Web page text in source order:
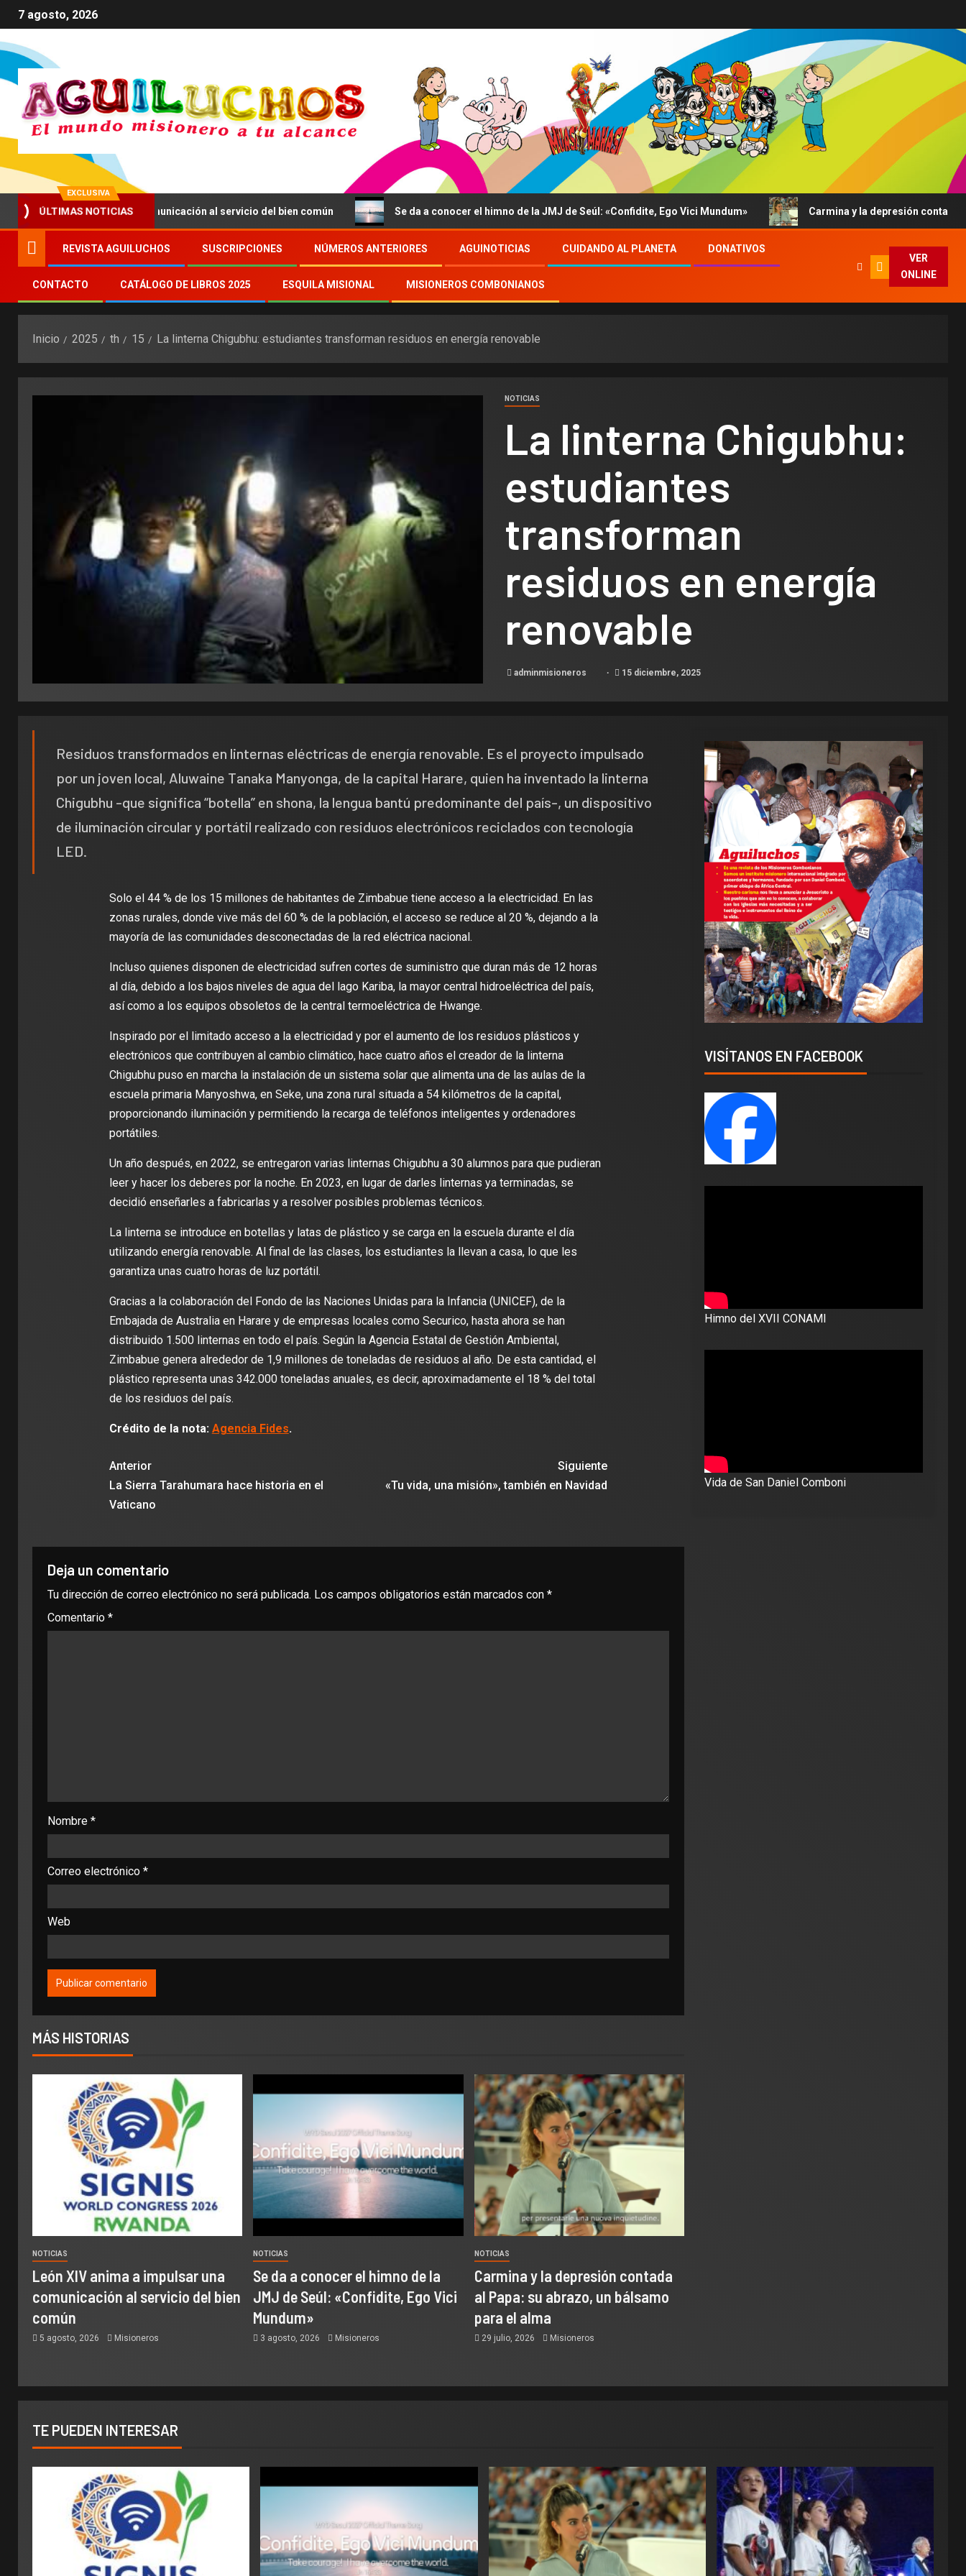
7 agosto, 2026
EXCLUSIVA
ÚLTIMAS NOTICIAS
a impulsar una comunicación al servicio del bien común Se da a conocer el himno de la JMJ de Seúl: «Confidite, Ego Vici Mundum» Carmina y la depresión contada al Papa:
REVISTA AGUILUCHOS SUSCRIPCIONES NÚMEROS ANTERIORES AGUINOTICIAS CUIDANDO AL PLANETA DONATIVOS
CONTACTO CATÁLOGO DE LIBROS 2025 ESQUILA MISIONAL MISIONEROS COMBONIANOS
VER
ONLINE
Inicio 2025 th 15 La linterna Chigubhu: estudiantes transforman residuos en energía renovable
NOTICIAS
La linterna Chigubhu:
estudiantes
transforman
residuos en energía
renovable
adminmisioneros 15 diciembre, 2025
Residuos transformados en linternas eléctricas de energía renovable. Es el proyecto impulsado
por un joven local, Aluwaine Tanaka Manyonga, de la capital Harare, quien ha inventado la linterna
Chigubhu -que significa “botella” en shona, la lengua bantú predominante del país-, un dispositivo
de iluminación circular y portátil realizado con residuos electrónicos reciclados con tecnología
LED.
Solo el 44 % de los 15 millones de habitantes de Zimbabue tiene acceso a la electricidad. En las
zonas rurales, donde vive más del 60 % de la población, el acceso se reduce al 20 %, dejando a la
mayoría de las comunidades desconectadas de la red eléctrica nacional.
Incluso quienes disponen de electricidad sufren cortes de suministro que duran más de 12 horas
al día, debido a los bajos niveles de agua del lago Kariba, la mayor central hidroeléctrica del país,
así como a los equipos obsoletos de la central termoeléctrica de Hwange.
Inspirado por el limitado acceso a la electricidad y por el aumento de los residuos plásticos y
electrónicos que contribuyen al cambio climático, hace cuatro años el creador de la linterna
Chigubhu puso en marcha la instalación de un sistema solar que alimenta una de las aulas de la
escuela primaria Manyoshwa, en Seke, una zona rural situada a 54 kilómetros de la capital,
proporcionando iluminación y permitiendo la recarga de teléfonos inteligentes y ordenadores
portátiles.
Un año después, en 2022, se entregaron varias linternas Chigubhu a 30 alumnos para que pudieran
leer y hacer los deberes por la noche. En 2023, en lugar de darles linternas ya terminadas, se
decidió enseñarles a fabricarlas y a resolver posibles problemas técnicos.
La linterna se introduce en botellas y latas de plástico y se carga en la escuela durante el día
utilizando energía renovable. Al final de las clases, los estudiantes la llevan a casa, lo que les
garantiza unas cuatro horas de luz portátil.
Gracias a la colaboración del Fondo de las Naciones Unidas para la Infancia (UNICEF), de la
Embajada de Australia en Harare y de empresas locales como Securico, hasta ahora se han
distribuido 1.500 linternas en todo el país. Según la Agencia Estatal de Gestión Ambiental,
Zimbabue genera alrededor de 1,9 millones de toneladas de residuos al año. De esta cantidad, el
plástico representa unas 342.000 toneladas anuales, es decir, aproximadamente el 18 % del total
de los residuos del país.
Crédito de la nota: Agencia Fides.
Anterior
La Sierra Tarahumara hace historia en el
Vaticano
Siguiente
«Tu vida, una misión», también en Navidad
Deja un comentario
Tu dirección de correo electrónico no será publicada. Los campos obligatorios están marcados con *
Comentario *
Nombre *
Correo electrónico *
Web
MÁS HISTORIAS
NOTICIAS
León XIV anima a impulsar una
comunicación al servicio del bien
común
5 agosto, 2026 Misioneros
NOTICIAS
Se da a conocer el himno de la
JMJ de Seúl: «Confidite, Ego Vici
Mundum»
3 agosto, 2026 Misioneros
NOTICIAS
Carmina y la depresión contada
al Papa: su abrazo, un bálsamo
para el alma
29 julio, 2026 Misioneros
VISÍTANOS EN FACEBOOK
Himno del XVII CONAMI
Vida de San Daniel Comboni
TE PUEDEN INTERESAR